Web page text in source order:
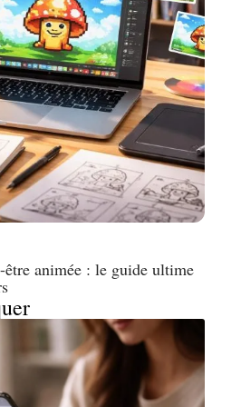
animée : le guide ultime